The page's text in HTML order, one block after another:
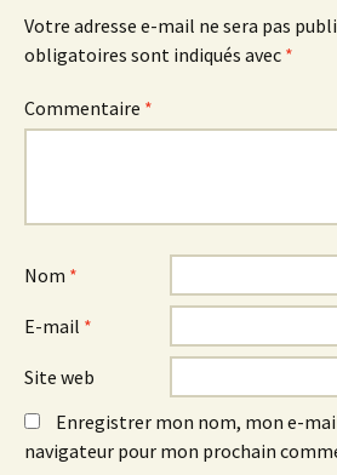
Votre adresse e-mail ne sera pas
obligatoires sont indiqués avec *
Commentaire *
Nom *
E-mail *
Site web
Enregistrer mon nom, mon e-
navigateur pour mon prochain